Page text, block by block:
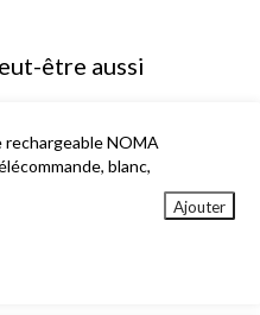
être aussi
rechargeable NOMA
blanc,
Ajouter